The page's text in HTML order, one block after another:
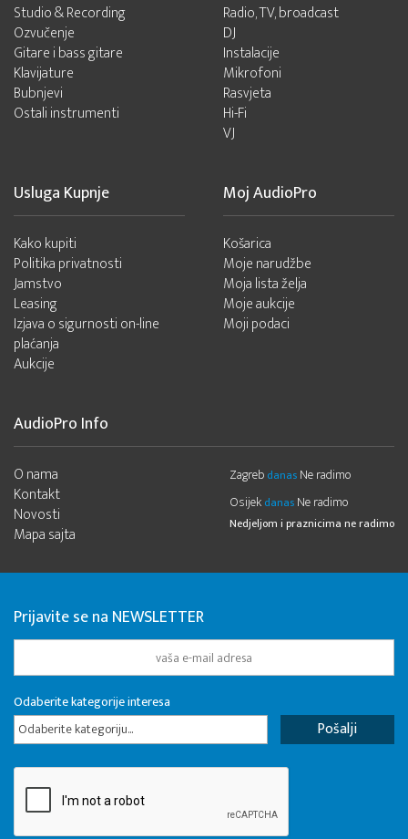
Studio & Recording
Ozvučenje
Gitare i bass gitare
Klavijature
Bubnjevi
Ostali instrumenti
Radio, TV, broadcast
DJ
Instalacije
Mikrofoni
Rasvjeta
Hi-Fi
VJ
Usluga Kupnje
Kako kupiti
Politika privatnosti
Jamstvo
Leasing
Izjava o sigurnosti on-line
plaćanja
Aukcije
Moj AudioPro
Košarica
Moje narudžbe
Moja lista želja
Moje aukcije
Moji podaci
AudioPro Info
O nama
Kontakt
Novosti
Mapa sajta
Zagreb danas Ne radimo
Osijek danas Ne radimo
Nedjeljom i praznicima ne radimo
Prijavite se na NEWSLETTER
Odaberite kategorije interesa
Odaberite kategoriju...